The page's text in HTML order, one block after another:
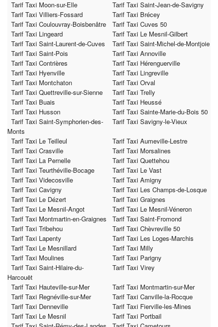
Tarif Taxi Moon-sur-Elle
Tarif Taxi Saint-Jean-de-Savigny
Tarif Taxi Villiers-Fossard
Tarif Taxi Brécey
Tarif Taxi Coulouvray-Boisbenâtre
Tarif Taxi Cuves 50
Tarif Taxi Lingeard
Tarif Taxi Le Mesnil-Gilbert
Tarif Taxi Saint-Laurent-de-Cuves
Tarif Taxi Saint-Michel-de-Montjoie
Tarif Taxi Saint-Pois
Tarif Taxi Annoville
Tarif Taxi Contrières
Tarif Taxi Hérenguerville
Tarif Taxi Hyenville
Tarif Taxi Lingreville
Tarif Taxi Montchaton
Tarif Taxi Orval
Tarif Taxi Quettreville-sur-Sienne
Tarif Taxi Trelly
Tarif Taxi Buais
Tarif Taxi Heussé
Tarif Taxi Husson
Tarif Taxi Sainte-Marie-du-Bois 50
Tarif Taxi Saint-Symphorien-des-
Monts
Tarif Taxi Savigny-le-Vieux
Tarif Taxi Le Teilleul
Tarif Taxi Aumeville-Lestre
Tarif Taxi Crasville
Tarif Taxi Morsalines
Tarif Taxi La Pernelle
Tarif Taxi Quettehou
Tarif Taxi Teurthéville-Bocage
Tarif Taxi Le Vast
Tarif Taxi Videcosville
Tarif Taxi Amigny
Tarif Taxi Cavigny
Tarif Taxi Les Champs-de-Losque
Tarif Taxi Le Dézert
Tarif Taxi Graignes
Tarif Taxi Le Mesnil-Angot
Tarif Taxi Le Mesnil-Véneron
Tarif Taxi Montmartin-en-Graignes
Tarif Taxi Saint-Fromond
Tarif Taxi Tribehou
Tarif Taxi Chèvreville 50
Tarif Taxi Lapenty
Tarif Taxi Les Loges-Marchis
Tarif Taxi Le Mesnillard
Tarif Taxi Milly
Tarif Taxi Moulines
Tarif Taxi Parigny
Tarif Taxi Saint-Hilaire-du-
Harcouët
Tarif Taxi Virey
Tarif Taxi Hauteville-sur-Mer
Tarif Taxi Montmartin-sur-Mer
Tarif Taxi Regnéville-sur-Mer
Tarif Taxi Canville-la-Rocque
Tarif Taxi Denneville
Tarif Taxi Fierville-les-Mines
Tarif Taxi Le Mesnil
Tarif Taxi Portbail